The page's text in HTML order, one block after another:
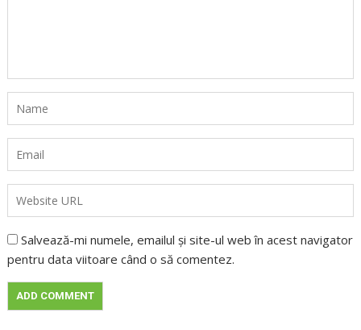
Salvează-mi numele, emailul și site-ul web în acest navigator
pentru data viitoare când o să comentez.